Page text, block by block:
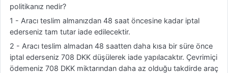
politikanız nedir?
1 - Aracı teslim almanızdan 48 saat öncesine kadar iptal
ederseniz tam tutar iade edilecektir.
2 - Aracı teslim almadan 48 saatten daha kısa bir süre önce
iptal ederseniz 708 DKK düşülerek iade yapılacaktır. Çevrimiçi
ödemeniz 708 DKK miktarından daha az olduğu takdirde araç